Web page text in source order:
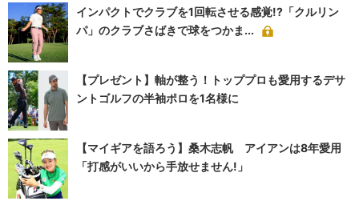
インパクトでクラブを1回転させる感覚!?「クルリン
パ」のクラブさばきで球をつかま...
【プレゼント】軸が整う！トッププロも愛用するデサ
ントゴルフの半袖ポロを1名様に
【マイギアを語ろう】桑木志帆 アイアンは8年愛用
「打感がいいから手放せません!」